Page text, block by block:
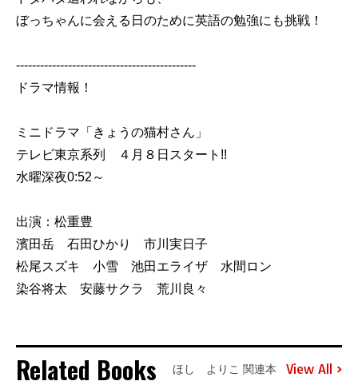
ぼっちゃんに会える日のために英語の勉強にも挑戦！
---------------------------------------------
ドラマ情報！
ミニドラマ「きょうの猫村さん」
テレビ東京系列 ４月８日スタート!!
水曜深夜0:52～
出演：松重豊
濱田岳 石田ひかり 市川実日子
松尾スズキ 小雪 池田エライザ 水間ロン
染谷将太 安藤サクラ 荒川良々
Related Books ほし よりこ 関連本 View All